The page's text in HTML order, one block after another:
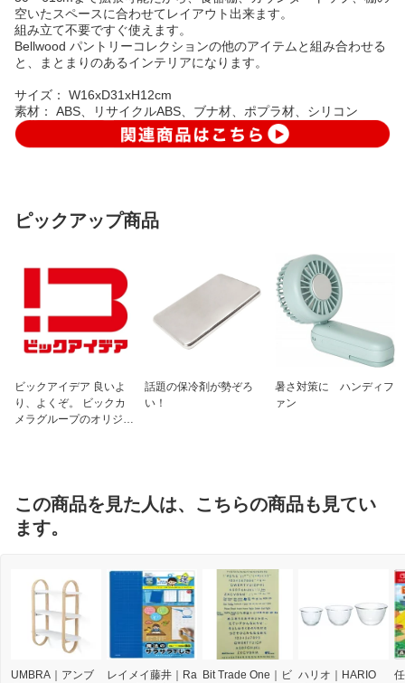
空いたスペースに合わせてレイアウト出来ます。
組み立て不要ですぐ使えます。
Bellwood パントリーコレクションの他のアイテムと組み合わせる
と、まとまりのあるインテリアになります。
サイズ： W16xD31xH12cm
素材： ABS、リサイクルABS、ブナ材、ポプラ材、シリコン
ピックアップ商品
ビックアイデア 良いよ
り、よくぞ。 ビックカ
メラグループのオリジナ
話題の保冷剤が勢ぞろ
い！
暑さ対策に ハンディフ
ァン
この商品を見た人は、こちらの商品も見てい
ます。
UMBRA｜アンブ
レイメイ藤井｜Ra Bit Trade One｜ビ ハリオ｜HARIO